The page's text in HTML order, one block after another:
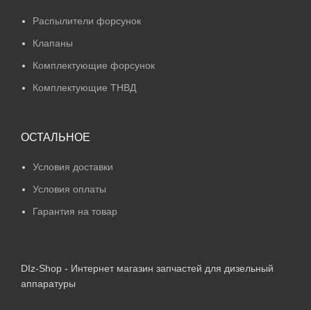
Распылители форсунок
Клапаны
Комплектующие форсунок
Комплектующие ТНВД
ОСТАЛЬНОЕ
Условия доставки
Условия оплаты
Гарантия на товар
DIz-Shop - Интернет магазин запчастей для дизельный
аппаратуры